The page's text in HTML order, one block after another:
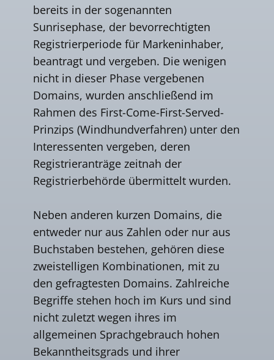
bereits in der sogenannten
Sunrisephase, der bevorrechtigten
Registrierperiode für Markeninhaber,
beantragt und vergeben. Die wenigen
nicht in dieser Phase vergebenen
Domains, wurden anschließend im
Rahmen des First-Come-First-Served-
Prinzips (Windhundverfahren) unter den
Interessenten vergeben, deren
Registrieranträge zeitnah der
Registrierbehörde übermittelt wurden.
Neben anderen kurzen Domains, die
entweder nur aus Zahlen oder nur aus
Buchstaben bestehen, gehören diese
zweistelligen Kombinationen, mit zu
den gefragtesten Domains. Zahlreiche
Begriffe stehen hoch im Kurs und sind
nicht zuletzt wegen ihres im
allgemeinen Sprachgebrauch hohen
Bekanntheitsgrads und ihrer